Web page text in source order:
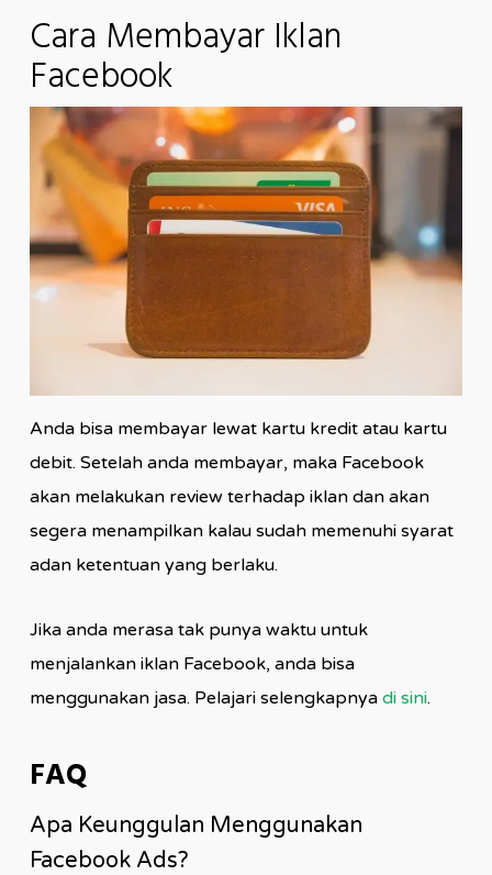
Cara Membayar Iklan
Facebook
Anda bisa membayar lewat kartu kredit atau kartu
debit. Setelah anda membayar, maka Facebook
akan melakukan review terhadap iklan dan akan
segera menampilkan kalau sudah memenuhi syarat
adan ketentuan yang berlaku.
Jika anda merasa tak punya waktu untuk
menjalankan iklan Facebook, anda bisa
menggunakan jasa. Pelajari selengkapnya di sini.
FAQ
Apa Keunggulan Menggunakan
Facebook Ads?